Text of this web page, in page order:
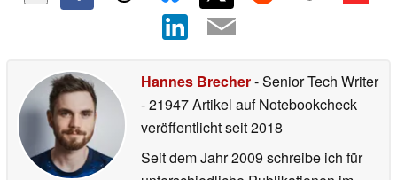
auf Google
hinzufügen
Hannes Brecher- Senior Tech Writer